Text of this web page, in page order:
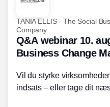
TANIA ELLIS - The Social
Company
Q&A webinar 10.
Business Change
Vil du styrke
indsats – eller tage dit